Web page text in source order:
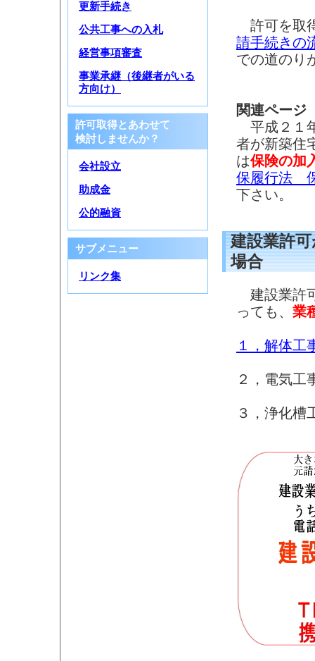
許可を取
請手続きの
での道のり
関連ページ
平成２１
者が新築住
は保険の加
保履行法
下さい。
建設業許
場合
建設業許
っても、 業
１，解体工
２，電気工
３，浄化槽
更新手続き
公共工事への入札
経営事項審査
事業承継（後継者がいる
方向け）
許可取得とあわせて
検討しませんか？
会社設立
助成金
公的融資
サブメニュー
リンク集